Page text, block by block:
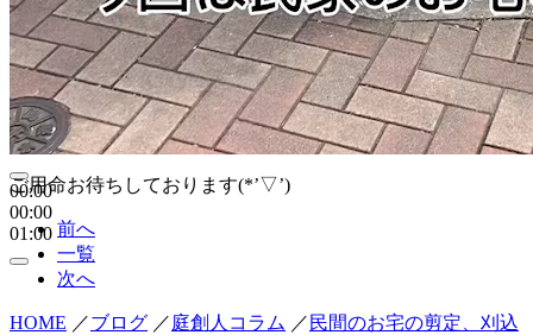
00:00
00:00
01:00
ご用命お待ちしております(*’▽’)
前へ
一覧
次へ
HOME ／ブログ ／庭創人コラム ／ 民間のお宅の剪定、刈込